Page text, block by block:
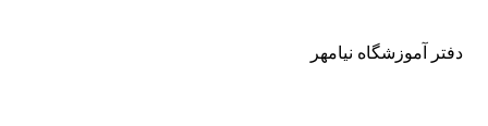
دفتر آموزشگاه نیامهر